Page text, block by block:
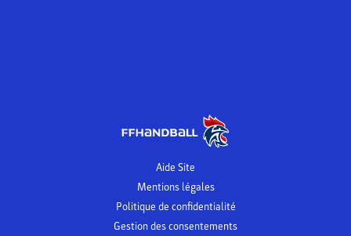
Aide Site
Mentions légales
Politique de confidentialité
Gestion des consentements